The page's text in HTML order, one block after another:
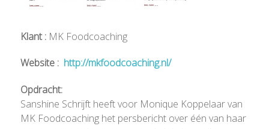
Klant : MK Foodcoaching
Website : http://mkfoodcoaching.nl/
Opdracht:
Sanshine Schrijft heeft voor Monique Koppelaar van
MK Foodcoaching het persbericht over één van haar